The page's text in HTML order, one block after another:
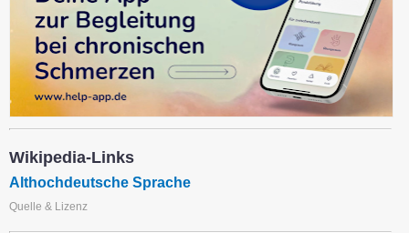
Wikipedia-Links
Althochdeutsche Sprache
Quelle & Lizenz